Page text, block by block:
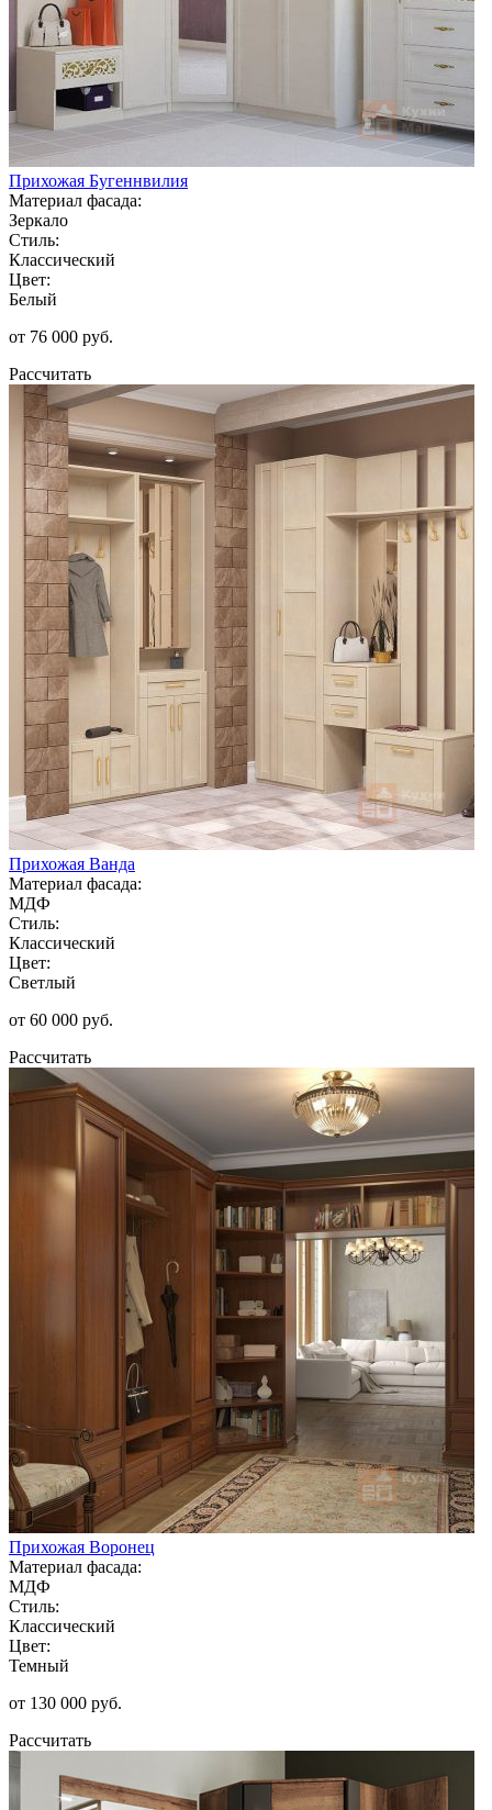
Прихожая Бугеннвилия
Материал фасада:
Зеркало
Стиль:
Классический
Цвет:
Белый
от 76 000 руб.
Рассчитать
Прихожая Ванда
Материал фасада:
МДФ
Стиль:
Классический
Цвет:
Светлый
от 60 000 руб.
Рассчитать
Прихожая Воронец
Материал фасада:
МДФ
Стиль:
Классический
Цвет:
Темный
от 130 000 руб.
Рассчитать